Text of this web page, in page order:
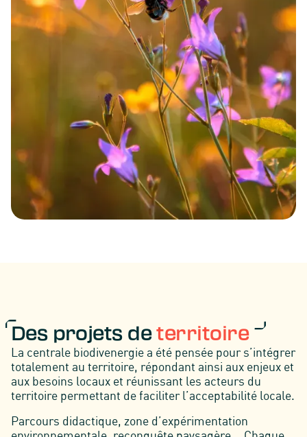
Des projets deterritoire
La centrale biodivenergie a été pensée pour s’intégrer
totalement au territoire, répondant ainsi aux enjeux et
aux besoins locaux et réunissant les acteurs du
territoire permettant de faciliter l’acceptabilité locale.
Parcours didactique, zone d’expérimentation